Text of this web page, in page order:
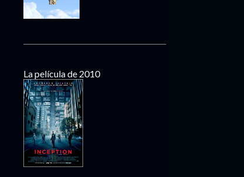
La película de 2010